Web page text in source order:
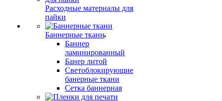
Расходные материалы для
пайки
Баннерные ткани
Баннер
ламинированный
Банер литой
Светоблокирующие
банерные ткани
Сетка баннерная